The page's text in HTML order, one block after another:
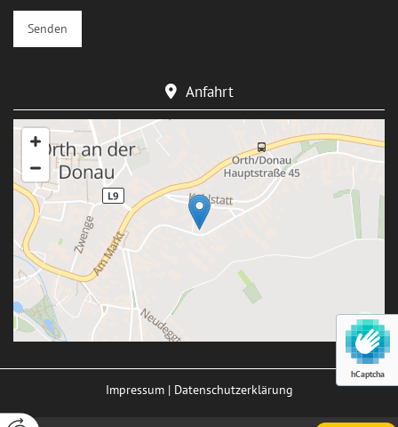
hCaptcha
Anfahrt
Impressum| Datenschutzerklärung